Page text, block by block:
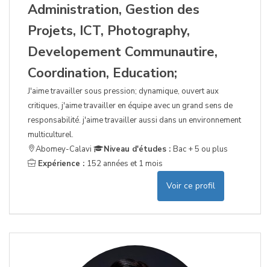
Administration, Gestion des
Projets, ICT, Photography,
Developement Communautire,
Coordination, Education;
J'aime travailler sous pression; dynamique, ouvert aux
critiques, j'aime travailler en équipe avec un grand sens de
responsabilité. j'aime travailler aussi dans un environnement
multiculturel.
Abomey-Calavi
Niveau d'études : Bac + 5 ou plus
Expérience : 152 années et 1 mois
Voir ce profil